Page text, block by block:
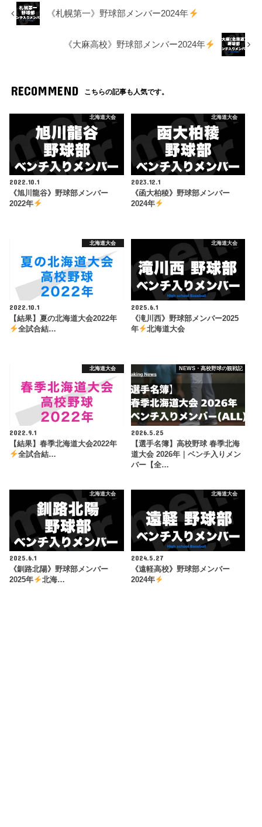
《札幌第一》野球部メンバー2024年
《大麻高校》野球部メンバー2024年
RECOMMEND こちらの記事も人気です。
北海道大会
2022.10.1
《旭川龍谷》野球部メンバー
2022年
北海道大会
2023.12.1
《函大柏稜》野球部メンバー
2024年
北海道大会
2022.10.1
【結果】夏の北海道大会2022年
全試合結…
北海道大会
2025.6.1
《滝川西》野球部メンバー2025
年
北海道大会
北海道大会
2022.9.1
【結果】春季北海道大会2022年
全試合結…
NEWS・高校野球の観戦記
2026.5.25
【選手名簿】高校野球 春季北海
道大会 2026年｜ベンチ入りメン
バー【全…
北海道大会
2025.6.1
《釧路北陽》野球部メンバー
2025年
北海…
北海道大会
2024.5.27
《遠軽高校》野球部メンバー
2024年